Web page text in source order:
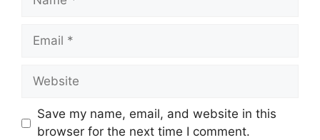
Email
Website
Save my name, email, and website in this
browser for the next time I comment.